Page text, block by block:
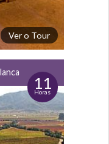
Ver o Tour
11
Horas